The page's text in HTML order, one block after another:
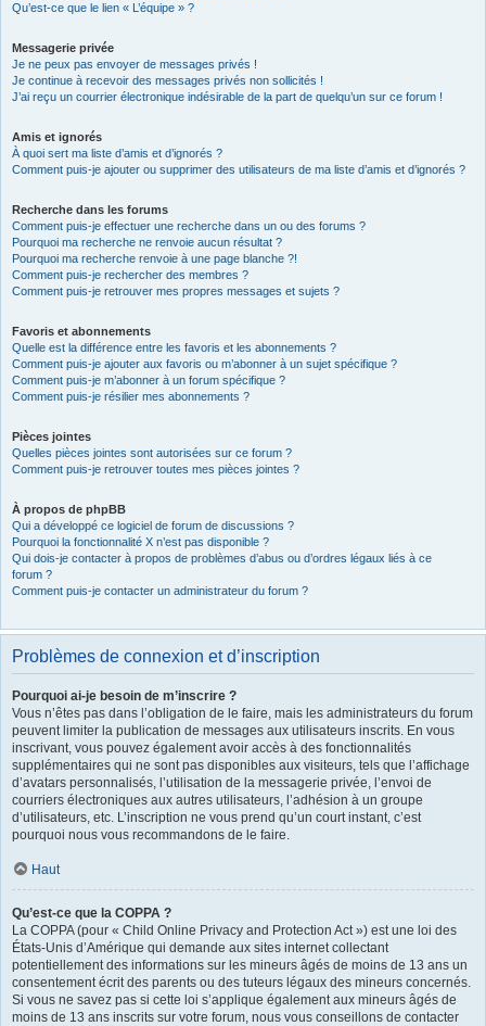
Qu’est-ce que le lien « L’équipe » ?
Messagerie privée
Je ne peux pas envoyer de messages privés !
Je continue à recevoir des messages privés non sollicités !
J’ai reçu un courrier électronique indésirable de la part de quelqu’un sur ce forum !
Amis et ignorés
À quoi sert ma liste d’amis et d’ignorés ?
Comment puis-je ajouter ou supprimer des utilisateurs de ma liste d’amis et d’ignorés ?
Recherche dans les forums
Comment puis-je effectuer une recherche dans un ou des forums ?
Pourquoi ma recherche ne renvoie aucun résultat ?
Pourquoi ma recherche renvoie à une page blanche ?!
Comment puis-je rechercher des membres ?
Comment puis-je retrouver mes propres messages et sujets ?
Favoris et abonnements
Quelle est la différence entre les favoris et les abonnements ?
Comment puis-je ajouter aux favoris ou m’abonner à un sujet spécifique ?
Comment puis-je m’abonner à un forum spécifique ?
Comment puis-je résilier mes abonnements ?
Pièces jointes
Quelles pièces jointes sont autorisées sur ce forum ?
Comment puis-je retrouver toutes mes pièces jointes ?
À propos de phpBB
Qui a développé ce logiciel de forum de discussions ?
Pourquoi la fonctionnalité X n’est pas disponible ?
Qui dois-je contacter à propos de problèmes d’abus ou d’ordres légaux liés à ce
forum ?
Comment puis-je contacter un administrateur du forum ?
Problèmes de connexion et d’inscription
Pourquoi ai-je besoin de m’inscrire ?
Vous n’êtes pas dans l’obligation de le faire, mais les administrateurs du forum
peuvent limiter la publication de messages aux utilisateurs inscrits. En vous
inscrivant, vous pouvez également avoir accès à des fonctionnalités
supplémentaires qui ne sont pas disponibles aux visiteurs, tels que l’affichage
d’avatars personnalisés, l’utilisation de la messagerie privée, l’envoi de
courriers électroniques aux autres utilisateurs, l’adhésion à un groupe
d’utilisateurs, etc. L’inscription ne vous prend qu’un court instant, c’est
pourquoi nous vous recommandons de le faire.
Haut
Qu’est-ce que la COPPA ?
La COPPA (pour « Child Online Privacy and Protection Act ») est une loi des
États-Unis d’Amérique qui demande aux sites internet collectant
potentiellement des informations sur les mineurs âgés de moins de 13 ans un
consentement écrit des parents ou des tuteurs légaux des mineurs concernés.
Si vous ne savez pas si cette loi s’applique également aux mineurs âgés de
moins de 13 ans inscrits sur votre forum, nous vous conseillons de contacter